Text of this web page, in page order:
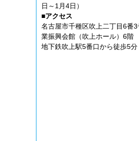
日～1月4日）
■アクセス
名古屋市千種区吹上二丁目6番
業振興会館（吹上ホール）6階
地下鉄吹上駅5番口から徒歩5分